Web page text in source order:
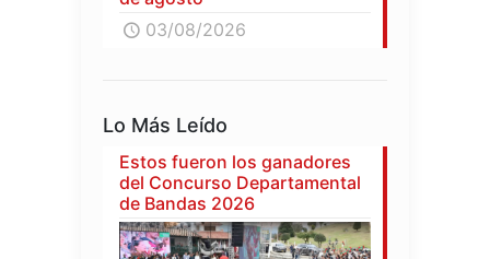
03/08/2026
Lo Más Leído
Estos fueron los ganadores
del Concurso Departamental
de Bandas 2026